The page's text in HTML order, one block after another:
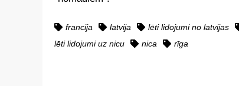
francija latvija lēti lidojumi no latvijas
lēti lidojumi uz nicu
nica rīga